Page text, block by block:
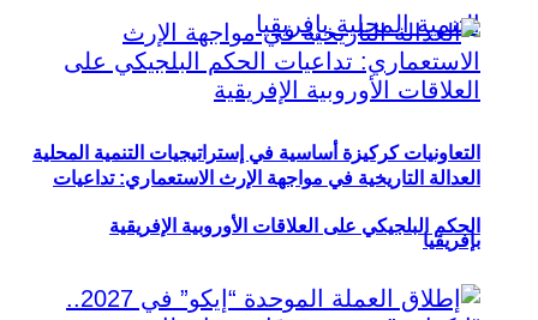
التعاونيات كركيزة أساسية في إستراتيجيات التنمية المحلية
بإفريقيا
العدالة التاريخية في مواجهة الإرث الاستعماري: تداعيات
الحكم البلجيكي على العلاقات الأوروبية الإفريقية